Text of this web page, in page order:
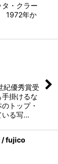
・クラー
1972年か
優秀賞受
掛けるな
トップ・
いる写…
/ fujico